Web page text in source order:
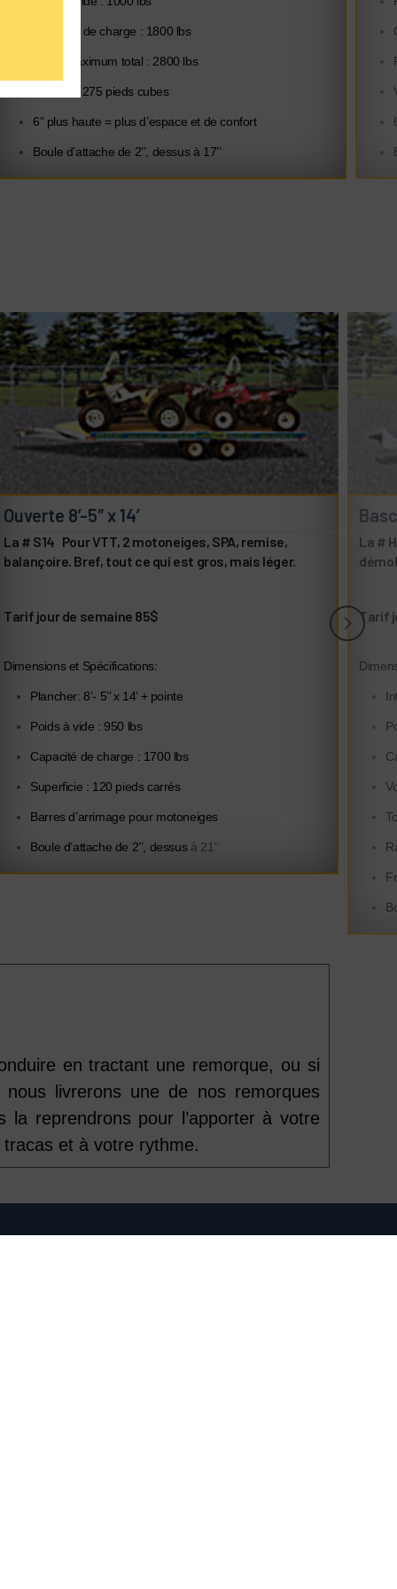
Capacité de charge : 1800 lbs
Poids maximum total : 2800 lbs
Volume : 275 pieds cubes
6’’ plus haute = plus d’espace et de confort
Boule d’attache de 2’’, dessus à 17’’
Ouverte 8’-5″ x 14’
La # S14 Pour VTT, 2 motoneiges, SPA, remise,
balançoire. Bref, tout ce qui est gros, mais léger.
Tarif jour de semaine 85$
Dimensions et Spécifications:
Plancher: 8’- 5’’ x 14’ + pointe
Poids à vide : 950 lbs
Capacité de charge : 1700 lbs
Superficie : 120 pieds carrés
Barres d’arrimage pour motoneiges
Boule d’attache de 2’’, dessusà 21’’
La #
Tarif
en tractant une remorque, ou si
livrerons une de nos remorques
reprendrons pour l’apporter à votre
et à votre rythme.